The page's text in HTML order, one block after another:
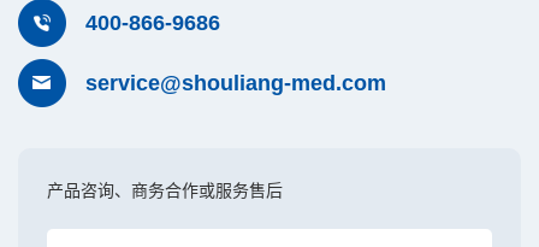
400-866-9686
service@shouliang-med.com
产品咨询、商务合作或服务售后